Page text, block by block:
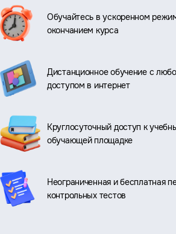
Обучайтесь в ускоренном
окончанием курса
Дистанционное обучение с
доступом в интернет
Круглосуточный доступ к
обучающей площадке
Неограниченная и бесплатная
контрольных тестов